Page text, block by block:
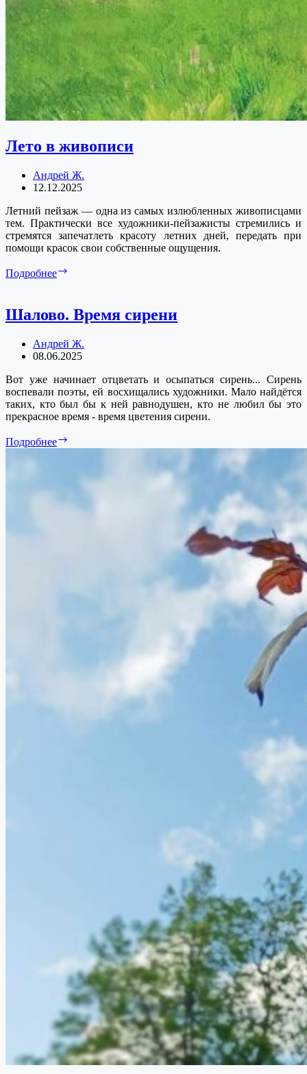
Лето в живописи
Андрей Ж.
12.12.2025
Летний пейзаж — одна из самых излюбленных живописцами
тем. Практически все художники-пейзажисты стремились и
стремятся запечатлеть красоту летних дней, передать при
помощи красок свои собственные ощущения.
Подробнее
Шалово. Время сирени
Андрей Ж.
08.06.2025
Вот уже начинает отцветать и осыпаться сирень... Сирень
воспевали поэты, ей восхищались художники. Мало найдётся
таких, кто был бы к ней равнодушен, кто не любил бы это
прекрасное время - время цветения сирени.
Подробнее
Время